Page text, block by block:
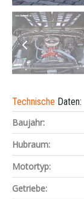
Technische Daten:
Baujahr:
Hubraum:
Motortyp:
Getriebe: